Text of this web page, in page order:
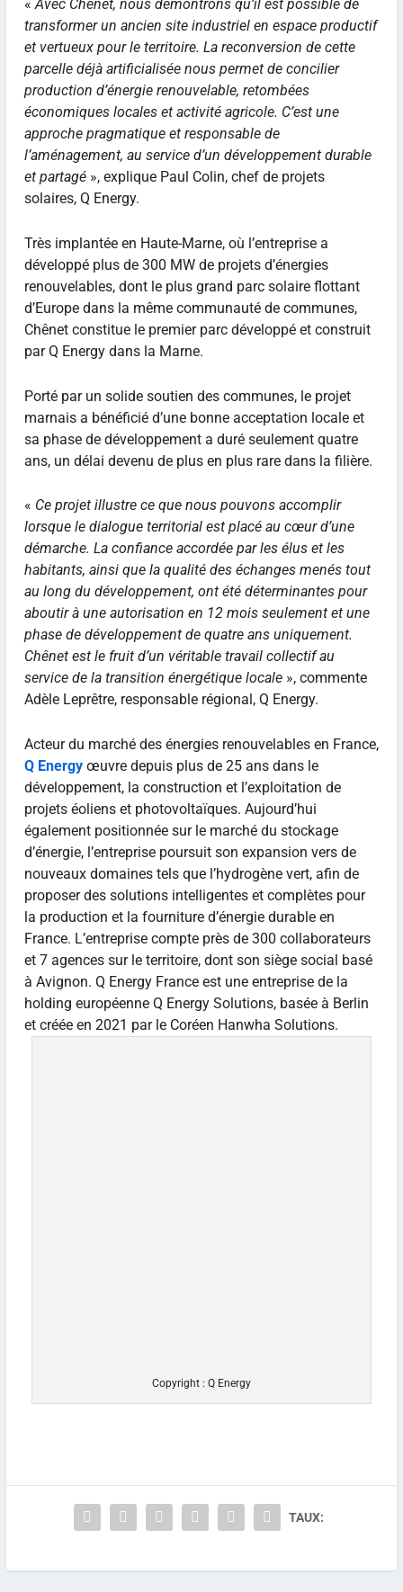
«Avec Chênet, nous démontrons qu’il est possible de
transformer un ancien site industriel en espace productif
et vertueux pour le territoire. La reconversion de cette
parcelle déjà artificialisée nous permet de concilier
production d’énergie renouvelable, retombées
économiques locales et activité agricole. C’est une
approche pragmatique et responsable de
l’aménagement, au service d’un développement durable
et partagé », explique Paul Colin, chef de projets
solaires, Q Energy.
Très implantée en Haute-Marne, où l’entreprise a
développé plus de 300 MW de projets d’énergies
renouvelables, dont le plus grand parc solaire flottant
d’Europe dans la même communauté de communes,
Chênet constitue le premier parc développé et construit
par Q Energy dans la Marne.
Porté par un solide soutien des communes, le projet
marnais a bénéficié d’une bonne acceptation locale et
sa phase de développement a duré seulement quatre
ans, un délai devenu de plus en plus rare dans la filière.
« Ce projet illustre ce que nous pouvons accomplir
lorsque le dialogue territorial est placé au cœur d’une
démarche. La confiance accordée par les élus et les
habitants, ainsi que la qualité des échanges menés tout
au long du développement, ont été déterminantes pour
aboutir à une autorisation en 12 mois seulement et une
phase de développement de quatre ans uniquement.
Chênet est le fruit d’un véritable travail collectif au
service de la transition énergétique locale», commente
Adèle Leprêtre, responsable régional, Q Energy.
Acteur du marché des énergies renouvelables en France,
Q Energyœuvre depuis plus de 25 ans dans le
développement, la construction et l’exploitation de
projets éoliens et photovoltaïques. Aujourd’hui
également positionnée sur le marché du stockage
d’énergie, l’entreprise poursuit son expansion vers de
nouveaux domaines tels que l’hydrogène vert, afin de
proposer des solutions intelligentes et complètes pour
la production et la fourniture d’énergie durable en
France. L’entreprise compte près de 300 collaborateurs
et 7 agences sur le territoire, dont son siège social basé
à Avignon. Q Energy France est une entreprise de la
holding européenne Q Energy Solutions, basée à Berlin
et créée en 2021 par le Coréen Hanwha Solutions.
Copyright : Q Energy
TAUX: